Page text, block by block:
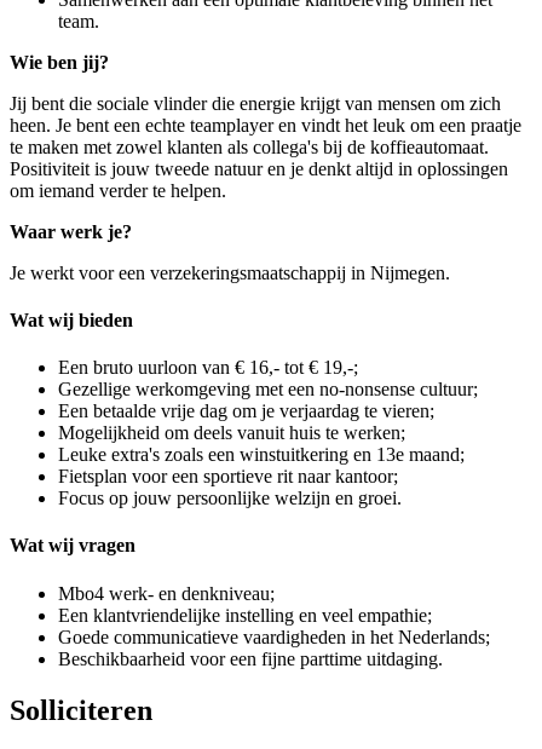
team.
Wie ben jij?
Jij bent die sociale vlinder die energie krijgt van mensen om zich
heen. Je bent een echte teamplayer en vindt het leuk om een praatje
te maken met zowel klanten als collega's bij de koffieautomaat.
Positiviteit is jouw tweede natuur en je denkt altijd in oplossingen
om iemand verder te helpen.
Waar werk je?
Je werkt voor een verzekeringsmaatschappij in Nijmegen.
Wat wij bieden
Een bruto uurloon van € 16,- tot € 19,-;
Gezellige werkomgeving met een no-nonsense cultuur;
Een betaalde vrije dag om je verjaardag te vieren;
Mogelijkheid om deels vanuit huis te werken;
Leuke extra's zoals een winstuitkering en 13e maand;
Fietsplan voor een sportieve rit naar kantoor;
Focus op jouw persoonlijke welzijn en groei.
Wat wij vragen
Mbo4 werk- en denkniveau;
Een klantvriendelijke instelling en veel empathie;
Goede communicatieve vaardigheden in het Nederlands;
Beschikbaarheid voor een fijne parttime uitdaging.
Solliciteren